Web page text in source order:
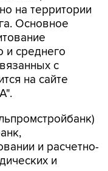
и среднего
с
на сайте
и расчетно-
и
на
"Эксперт РА".